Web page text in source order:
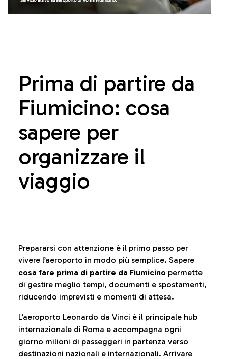
Prima di partire da
Fiumicino: cosa
sapere per
organizzare il
viaggio
Prepararsi con attenzione è il primo passo per
vivere l’aeroporto in modo più semplice. Sapere
cosa fare prima di partire da Fiumicino permette
di gestire meglio tempi, documenti e spostamenti,
riducendo imprevisti e momenti di attesa.
L’aeroporto Leonardo da Vinci è il principale hub
internazionale di Roma e accompagna ogni
giorno milioni di passeggeri in partenza verso
destinazioni nazionali e internazionali. Arrivare